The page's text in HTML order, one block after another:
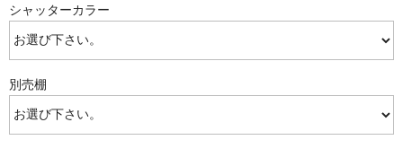
シャッターカラー
別売棚